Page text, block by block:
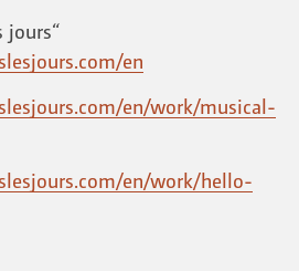
jours“
en
en/work/musical-
en/work/hello-